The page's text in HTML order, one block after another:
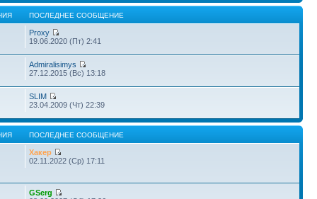
ПОСЛЕДНЕЕ СООБЩЕНИЕ
Proxy
19.06.2020 (Пт) 2:41
Admiralisimys
27.12.2015 (Вс) 13:18
SLIM
23.04.2009 (Чт) 22:39
ПОСЛЕДНЕЕ СООБЩЕНИЕ
Хакер
02.11.2022 (Ср) 17:11
GSerg